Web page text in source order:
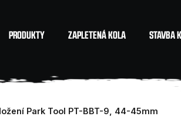
PRODUKTY ZAPLETENÁ KOLA STAVBA
Park Tool PT-BBT-9, 44-45mm
potřebujete najít?